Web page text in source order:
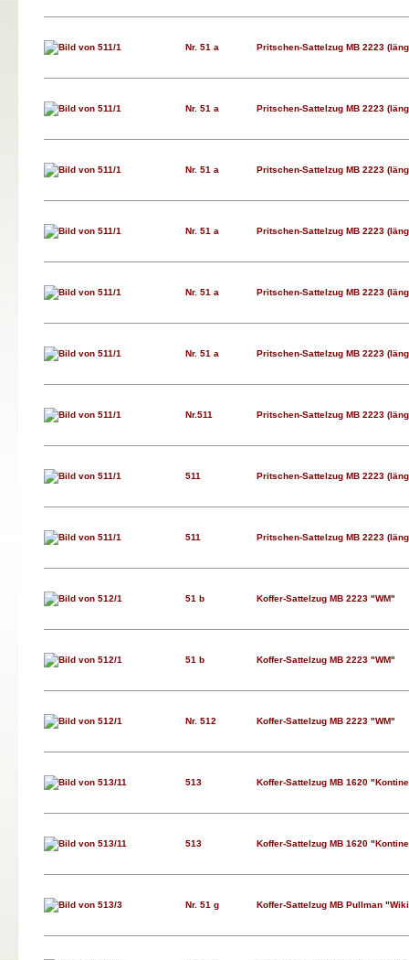
Nr. 51 a Pritschen-Sattelzug MB 2223
Nr. 51 a Pritschen-Sattelzug MB 2223
Nr. 51 a Pritschen-Sattelzug MB 2223
Nr. 51 a Pritschen-Sattelzug MB 2223
Nr. 51 a Pritschen-Sattelzug MB 2223
Nr. 51 a Pritschen-Sattelzug MB 2223
Nr.511 Pritschen-Sattelzug MB 2223
511 Pritschen-Sattelzug MB 2223
511 Pritschen-Sattelzug MB 2223
51 b Koffer-Sattelzug MB 2223 "WM"
51 b Koffer-Sattelzug MB 2223 "WM"
Nr. 512 Koffer-Sattelzug MB 2223 "WM"
513 Koffer-Sattelzug MB 1620
513 Koffer-Sattelzug MB 1620
Nr. 51 g Koffer-Sattelzug MB Pullman